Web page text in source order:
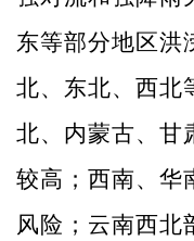
东等部分地区洪
北、东北、西北
北、内蒙古、甘
较高；西南、华
风险；云南西北